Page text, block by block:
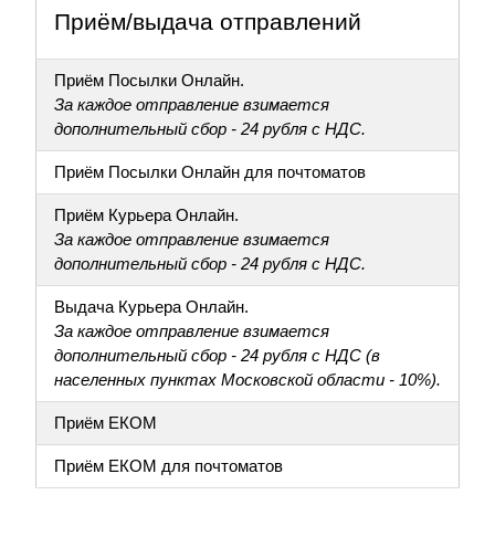
Приём/выдача отправлений
Приём Посылки Онлайн.
За каждое отправление взимается
дополнительный сбор - 24 рубля с НДС.
Приём Посылки Онлайн для почтоматов
Приём Курьера Онлайн.
За каждое отправление взимается
дополнительный сбор - 24 рубля с НДС.
Выдача Курьера Онлайн.
За каждое отправление взимается
дополнительный сбор - 24 рубля с НДС (в
населенных пунктах Московской области - 10%).
Приём ЕКОМ
Приём ЕКОМ для почтоматов